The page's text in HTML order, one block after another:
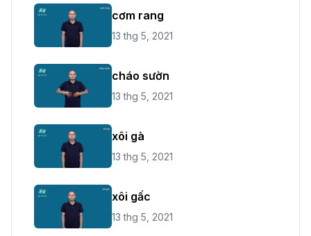
cơm rang
13 thg 5, 2021
cháo sườn
13 thg 5, 2021
xôi gà
13 thg 5, 2021
xôi gấc
13 thg 5, 2021